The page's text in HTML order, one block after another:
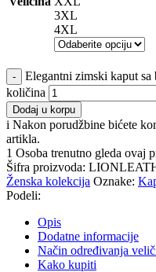
3XL
4XL
Elegantni zimski kaput
količina
Dodaj u korpu
i Nakon porudžbine bićete
artikla.
1 Osoba trenutno gleda ovaj
Šifra proizvoda:
Ženska kolekcija Oznake:
Podeli:
Opis
Dodatne informacije
Način određivanja
Kako kupiti